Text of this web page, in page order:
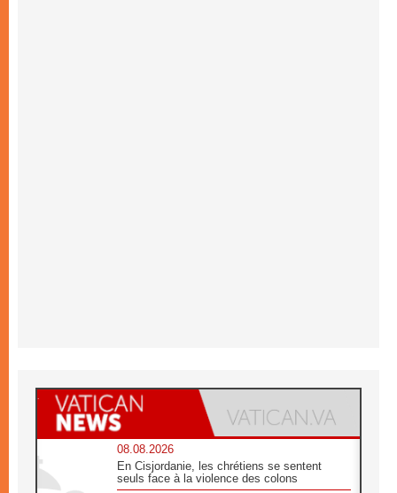
08.08.2026
En Cisjordanie, les chrétiens se sentent
seuls face à la violence des colons